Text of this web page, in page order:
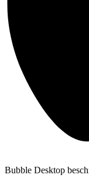
Bubble Desktop